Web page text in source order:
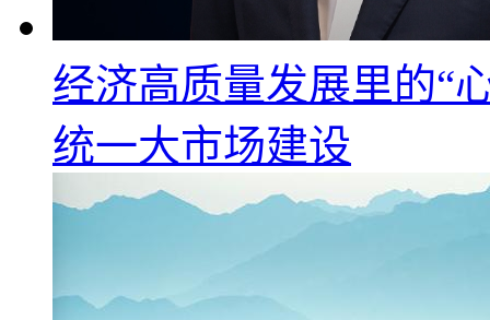
经济高质量发展里的“
统一大市场建设